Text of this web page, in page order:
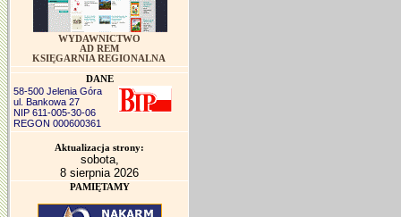
WYDAWNICTWO
AD REM
KSIĘGARNIA REGIONALNA
DANE
58-500 Jelenia Góra
ul. Bankowa 27
NIP 611-005-30-06
REGON 000600361
Aktualizacja strony:
sobota,
8 sierpnia 2026
PAMIĘTAMY